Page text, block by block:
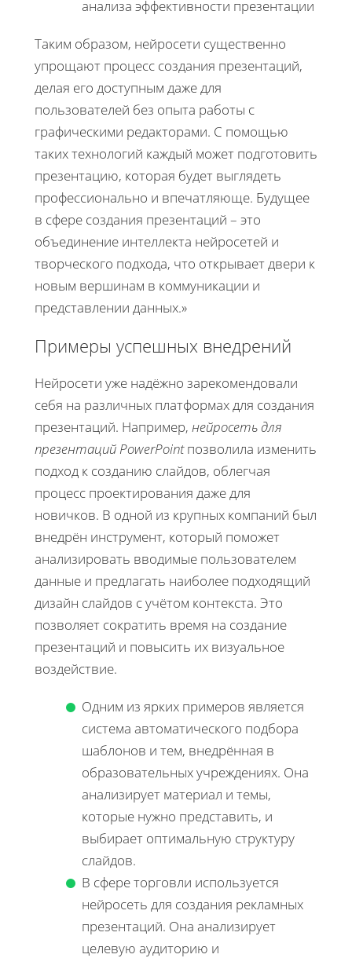
анализа эффективности презентации
Таким образом, нейросети существенно
упрощают процесс создания презентаций,
делая его доступным даже для
пользователей без опыта работы с
графическими редакторами. С помощью
таких технологий каждый может подготовить
презентацию, которая будет выглядеть
профессионально и впечатляюще. Будущее
в сфере создания презентаций – это
объединение интеллекта нейросетей и
творческого подхода, что открывает двери к
новым вершинам в коммуникации и
представлении данных.»
Примеры успешных внедрений
Нейросети уже надёжно зарекомендовали
себя на различных платформах для создания
презентаций. Например, нейросеть для
презентаций PowerPointпозволила изменить
подход к созданию слайдов, облегчая
процесс проектирования даже для
новичков. В одной из крупных компаний был
внедрён инструмент, который поможет
анализировать вводимые пользователем
данные и предлагать наиболее подходящий
дизайн слайдов с учётом контекста. Это
позволяет сократить время на создание
презентаций и повысить их визуальное
воздействие.
Одним из ярких примеров является
система автоматического подбора
шаблонов и тем, внедрённая в
образовательных учреждениях. Она
анализирует материал и темы,
которые нужно представить, и
выбирает оптимальную структуру
слайдов.
В сфере торговли используется
нейросеть для создания рекламных
презентаций. Она анализирует
целевую аудиторию и